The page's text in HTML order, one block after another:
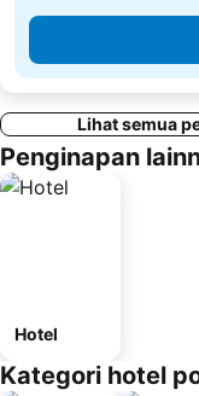
Lihat semua
Penginapan
Hotel
Kategori hotel